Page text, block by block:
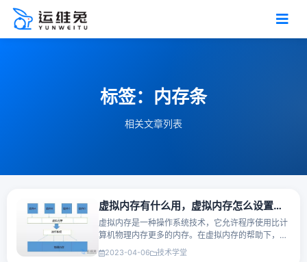
标签：内存条
相关文章列表
虚拟内存有什么用，虚拟内存怎么设置最好？
虚拟内存是一种操作系统技术，它允许程序使用比计
算机物理内存更多的内存。在虚拟内存的帮助下，程
序可以比实际可用的物理内存更大，因为部分数据可
以暂时存储在磁盘上而不是全部存储在RAM中。虚拟
2023-04-06 技术学堂